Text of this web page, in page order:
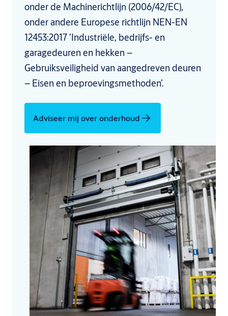
onder de Machinerichtlijn (2006/42/EC),
onder andere Europese richtlijn NEN-EN
12453:2017 ’Industriële, bedrijfs- en
garagedeuren en hekken –
Gebruiksveiligheid van aangedreven deuren
– Eisen en beproevingsmethoden’.
Adviseer mij over onderhoud